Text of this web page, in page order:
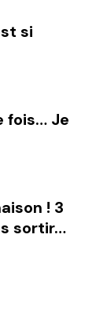
si
fois… Je
! 3
sortir…